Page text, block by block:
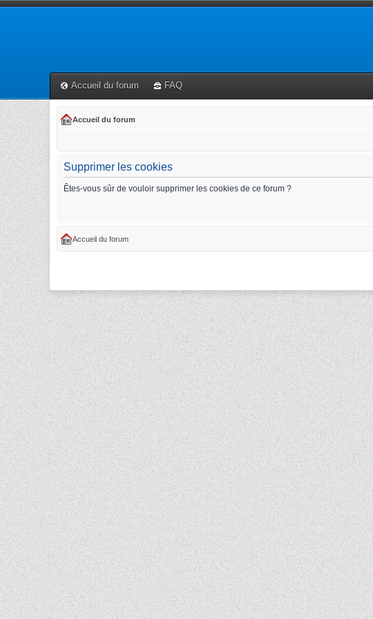
Accueil du forum FAQ
Accueil du forum
Supprimer les cookies
Êtes-vous sûr de vouloir supprimer les cookies de ce forum ?
Accueil du forum